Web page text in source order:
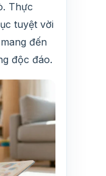
Thực
tuyệt vời
đến
độc đáo.